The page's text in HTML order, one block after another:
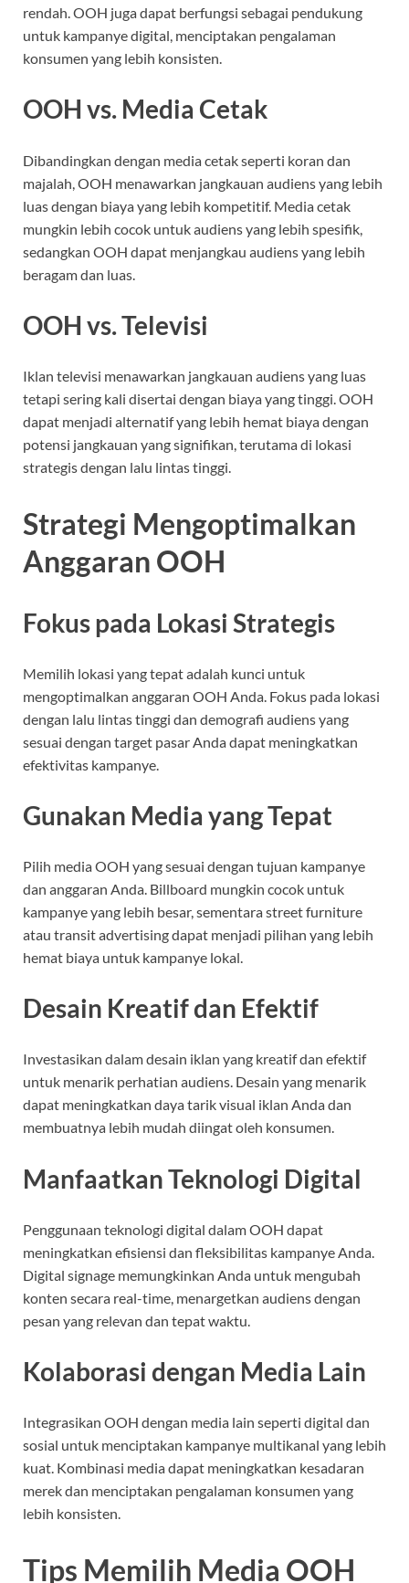
rendah. OOH juga dapat berfungsi sebagai pendukung
untuk kampanye digital, menciptakan pengalaman
konsumen yang lebih konsisten.
OOH vs. Media Cetak
Dibandingkan dengan media cetak seperti koran dan
majalah, OOH menawarkan jangkauan audiens yang lebih
luas dengan biaya yang lebih kompetitif. Media cetak
mungkin lebih cocok untuk audiens yang lebih spesifik,
sedangkan OOH dapat menjangkau audiens yang lebih
beragam dan luas.
OOH vs. Televisi
Iklan televisi menawarkan jangkauan audiens yang luas
tetapi sering kali disertai dengan biaya yang tinggi. OOH
dapat menjadi alternatif yang lebih hemat biaya dengan
potensi jangkauan yang signifikan, terutama di lokasi
strategis dengan lalu lintas tinggi.
Strategi Mengoptimalkan
Anggaran OOH
Fokus pada Lokasi Strategis
Memilih lokasi yang tepat adalah kunci untuk
mengoptimalkan anggaran OOH Anda. Fokus pada lokasi
dengan lalu lintas tinggi dan demografi audiens yang
sesuai dengan target pasar Anda dapat meningkatkan
efektivitas kampanye.
Gunakan Media yang Tepat
Pilih media OOH yang sesuai dengan tujuan kampanye
dan anggaran Anda. Billboard mungkin cocok untuk
kampanye yang lebih besar, sementara street furniture
atau transit advertising dapat menjadi pilihan yang lebih
hemat biaya untuk kampanye lokal.
Desain Kreatif dan Efektif
Investasikan dalam desain iklan yang kreatif dan efektif
untuk menarik perhatian audiens. Desain yang menarik
dapat meningkatkan daya tarik visual iklan Anda dan
membuatnya lebih mudah diingat oleh konsumen.
Manfaatkan Teknologi Digital
Penggunaan teknologi digital dalam OOH dapat
meningkatkan efisiensi dan fleksibilitas kampanye Anda.
Digital signage memungkinkan Anda untuk mengubah
konten secara real-time, menargetkan audiens dengan
pesan yang relevan dan tepat waktu.
Kolaborasi dengan Media Lain
Integrasikan OOH dengan media lain seperti digital dan
sosial untuk menciptakan kampanye multikanal yang lebih
kuat. Kombinasi media dapat meningkatkan kesadaran
merek dan menciptakan pengalaman konsumen yang
lebih konsisten.
Tips Memilih Media OOH